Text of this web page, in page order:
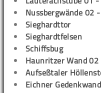
Nussbergwände 02
Sieghardttor
Sieghardtfelsen
Schiffsbug
Haunritzer Wand
Aufseßtaler
Eichner